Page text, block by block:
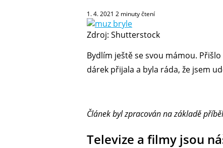
1. 4. 2021 2 minuty čtení
Zdroj: Shutterstock
Bydlím ještě se svou mámou.
dárek přijala a byla ráda, že jsem
Článek byl zpracován na základě
Televize a filmy jsou